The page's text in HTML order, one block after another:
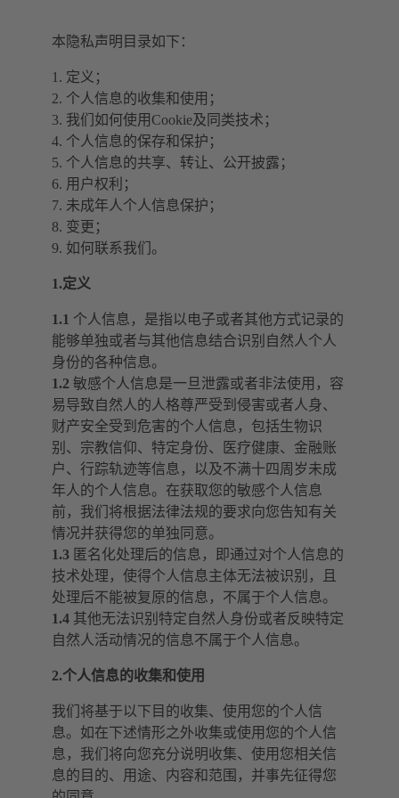
本隐私声明目录如下：
1. 定义；
2. 个人信息的收集和使用；
3. 我们如何使用Cookie及同类技术；
4. 个人信息的保存和保护；
5. 个人信息的共享、转让、公开披露；
6. 用户权利；
7. 未成年人个人信息保护；
8. 变更；
9. 如何联系我们。
1.定义
1.1 个人信息，是指以电子或者其他方式记录的
能够单独或者与其他信息结合识别自然人个人
身份的各种信息。
1.2 敏感个人信息是一旦泄露或者非法使用，容
易导致自然人的人格尊严受到侵害或者人身、
财产安全受到危害的个人信息，包括生物识
别、宗教信仰、特定身份、医疗健康、金融账
户、行踪轨迹等信息，以及不满十四周岁未成
年人的个人信息。在获取您的敏感个人信息
前，我们将根据法律法规的要求向您告知有关
情况并获得您的单独同意。
1.3 匿名化处理后的信息，即通过对个人信息的
技术处理，使得个人信息主体无法被识别，且
处理后不能被复原的信息，不属于个人信息。
1.4 其他无法识别特定自然人身份或者反映特定
自然人活动情况的信息不属于个人信息。
2.个人信息的收集和使用
我们将基于以下目的收集、使用您的个人信
息。如在下述情形之外收集或使用您的个人信
息，我们将向您充分说明收集、使用您相关信
息的目的、用途、内容和范围，并事先征得您